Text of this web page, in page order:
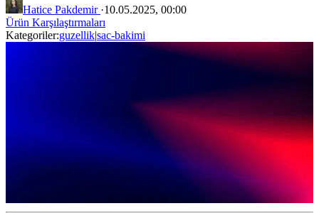
Hatice Pakdemir ·10.05.2025, 00:00
Ürün Karşılaştırmaları
Kategoriler:guzellik|sac-bakimi